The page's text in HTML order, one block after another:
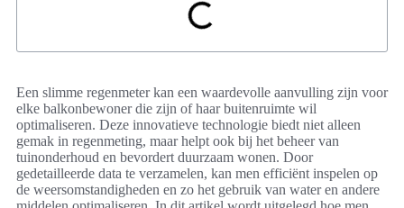
Een slimme regenmeter kan een waardevolle aanvulling zijn voor
elke balkonbewoner die zijn of haar buitenruimte wil
optimaliseren. Deze innovatieve technologie biedt niet alleen
gemak in regenmeting, maar helpt ook bij het beheer van
tuinonderhoud en bevordert duurzaam wonen. Door
gedetailleerde data te verzamelen, kan men efficiënt inspelen op
de weersomstandigheden en zo het gebruik van water en andere